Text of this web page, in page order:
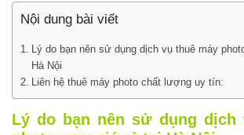
Nội dung bài viết
Lý do bạn nên sử dụng dịch vụ thuê máy
Hà Nội
Liên hệ thuê máy photo chất lượng uy tín:
Lý do bạn nên sử dụng dịch